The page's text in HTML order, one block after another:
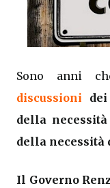
Sono anni
discussioni
della
della necessità
Il Governo